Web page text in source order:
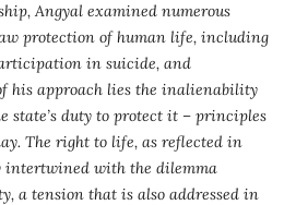
Angyal examined numerous
protection of human life, including
in suicide, and
his approach lies the inalienability
state’s duty to protect it – principles
The right to life, as reflected in
intertwined with the dilemma
a tension that is also addressed in